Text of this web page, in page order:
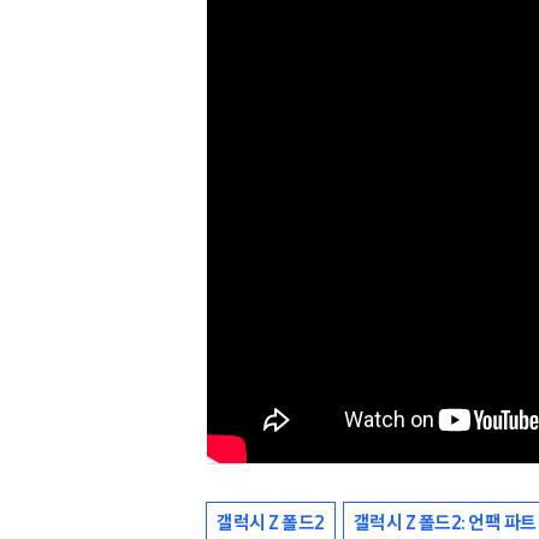
갤럭시 Z 폴드2 갤럭시 Z 폴드2: 언팩 파